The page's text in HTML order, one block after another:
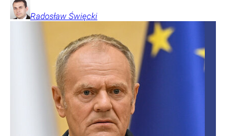
Radosław Święcki